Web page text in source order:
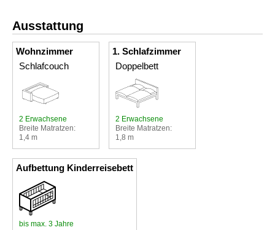
Ausstattung
Wohnzimmer
Schlafcouch
2 Erwachsene
Breite Matratzen:
1,4 m
1. Schlafzimmer
Doppelbett
2 Erwachsene
Breite Matratzen:
1,8 m
Aufbettung Kinderreisebett
bis max. 3 Jahre